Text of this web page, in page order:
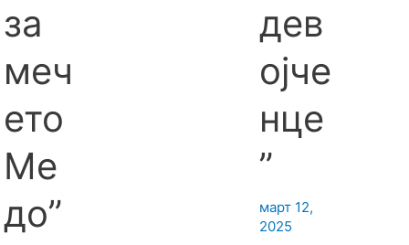
за
меч
ето
Ме
до”
дев
ојче
нце
”
март 12,
2025